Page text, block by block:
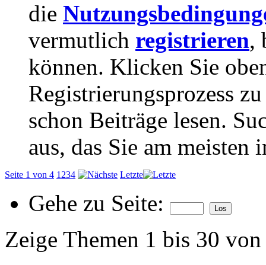
die
vermutlich registrieren,
können. Klicken Sie
Registrierungsprozess
schon Beiträge lesen.
aus, das Sie am meisten
Seite 1 von 4 1 234 Letzte
Gehe zu Seite:
Zeige Themen 1 bis 30